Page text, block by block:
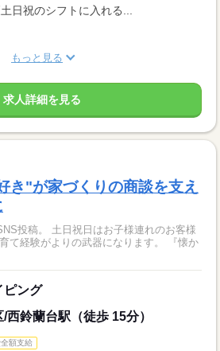
日祝のシフトに入れる...
もっと見る
求人詳細を見る
き"が家づくりの商談を支え
投稿。 土日祝日はお子様連れのお客様
験がよりの武器になります。 『懐か
ピング
鈴蘭台駅（徒歩 15分）
額支給